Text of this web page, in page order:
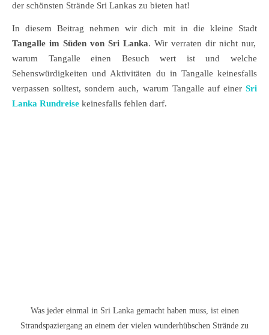
der schönsten Strände Sri Lankas zu bieten hat!
In diesem Beitrag nehmen wir dich mit in die kleine Stadt
Tangalle im Süden von Sri Lanka. Wir verraten dir nicht nur,
warum Tangalle einen Besuch wert ist und welche
Sehenswürdigkeiten und Aktivitäten du in Tangalle keinesfalls
verpassen solltest, sondern auch, warum Tangalle auf einer Sri
Lanka Rundreise keinesfalls fehlen darf.
Was jeder einmal in Sri Lanka gemacht haben muss, ist einen
Strandspaziergang an einem der vielen wunderhübschen Strände zu